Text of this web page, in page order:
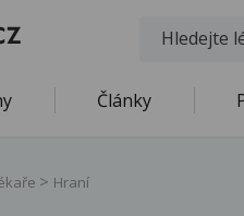
Články
Hraní